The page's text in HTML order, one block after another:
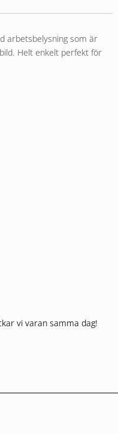
arbetsbelysning som är
Helt enkelt perfekt för
vi varan samma dag!